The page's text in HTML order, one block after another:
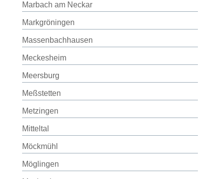
Marbach am Neckar
Markgröningen
Massenbachhausen
Meckesheim
Meersburg
Meßstetten
Metzingen
Mitteltal
Möckmühl
Möglingen